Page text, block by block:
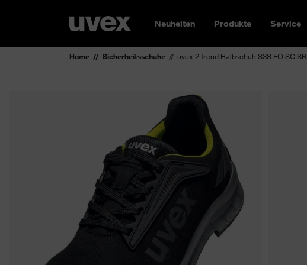
Neuheiten Produkte Service
Home Sicherheitsschuhe uvex 2 trend Halbschuh S3S FO SC SR